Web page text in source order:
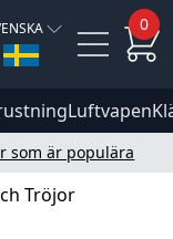
0
Luftvapen
som är populära
Tröjor